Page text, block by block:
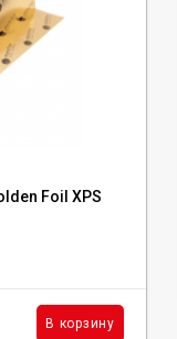
Foil XPS
В корзину